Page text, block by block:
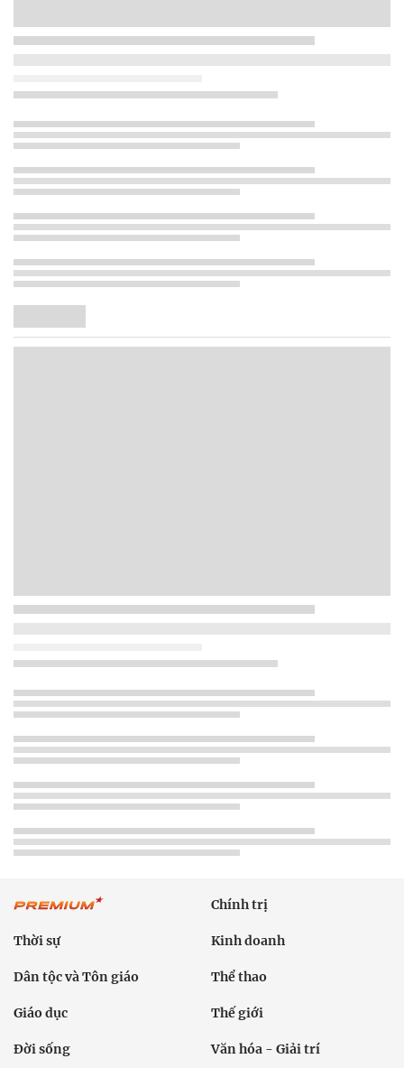
Chính trị
Thời sự Kinh doanh
Dân tộc và Tôn giáo Thể thao
Giáo dục Thế giới
Đời sống Văn hóa - Giải trí